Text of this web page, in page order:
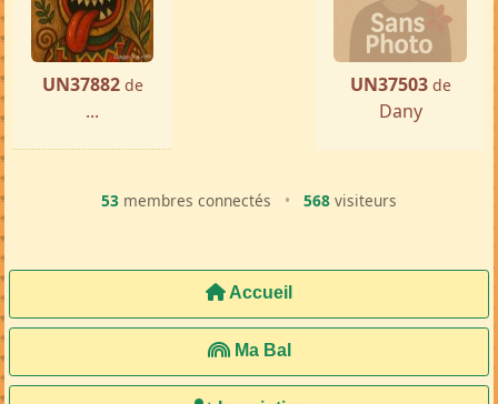
UN37882 de
...
UN37503 de
Dany
53 membres connectés • 568 visiteurs
Accueil
Ma Bal